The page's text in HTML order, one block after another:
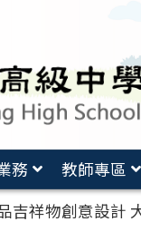
務 教師專區
吉祥物創意設計